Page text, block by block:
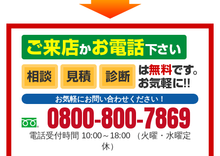
お気軽にお問い合わせください！
0800-800-7869
電話受付時間 10:00～18:00 （火曜・水曜定
休）